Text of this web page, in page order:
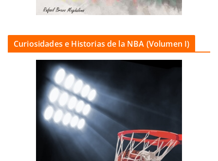
Curiosidades e Historias de la NBA (Volumen I)